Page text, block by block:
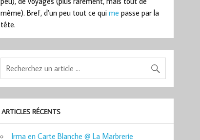
même). Bref, d’un peu tout ce quime passe par la
tête.
ARTICLES RÉCENTS
Irma en Carte Blanche @ La Marbrerie